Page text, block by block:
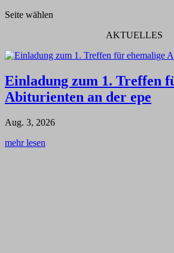
Seite wählen
AKTUELLES
Einladung zum 1. Treffen
Abiturienten an der epe
Aug. 3, 2026
mehr lesen